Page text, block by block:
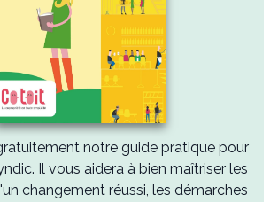
notre guide pratique pour
Il vous aidera à bien maîtriser les
changement réussi, les démarches